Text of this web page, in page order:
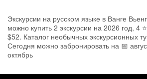
Экскурсии на русском языке в Ванге
можно купить 2 экскурсии на 2026 год, 4
$52. Каталог необычных экскурсионных
Сегодня можно забронировать на 📅
октябрь